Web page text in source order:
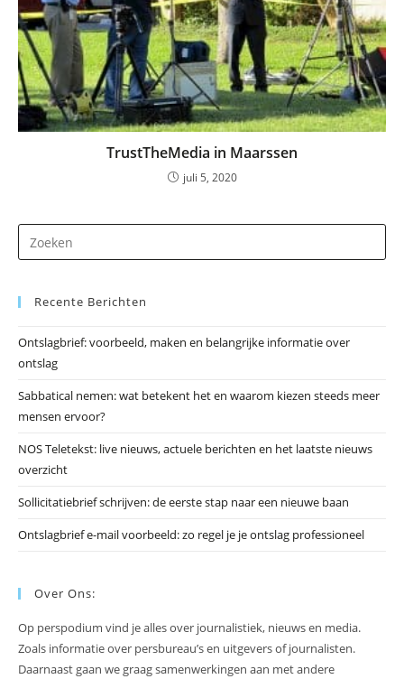
TrustTheMedia in Maarssen
juli 5, 2020
op
Recente Berichten
Ontslagbrief: voorbeeld, maken en belangrijke informatie over
ontslag
Sabbatical nemen: wat betekent het en waarom kiezen steeds meer
mensen ervoor?
NOS Teletekst: live nieuws, actuele berichten en het laatste nieuws
overzicht
Sollicitatiebrief schrijven: de eerste stap naar een nieuwe baan
Ontslagbrief e-mail voorbeeld: zo regel je je ontslag professioneel
Over Ons:
Op perspodium vind je alles over journalistiek, nieuws en media.
Zoals informatie over persbureau’s en uitgevers of journalisten.
Daarnaast gaan we graag samenwerkingen aan met andere